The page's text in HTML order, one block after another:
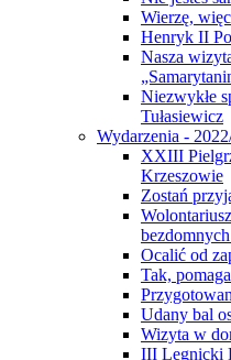
Wierzę,
Henryk II
Nasza
Niezwykłe
Tułasiewicz
Wydarzenia -
XXIII
Krzeszowie
Zostań
Ocalić od
Tak,
Udany bal
Wizyta w
III Legnicki